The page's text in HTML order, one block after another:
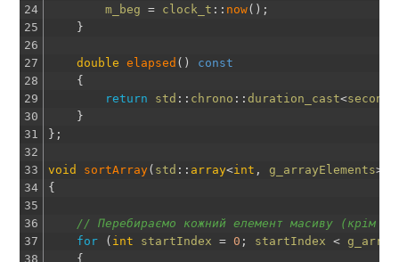
24
25
26
27
28
29
30
31
32
33
34
35
36
37
38
m_beg
= clock_t :: now( ) ;
}
double elapsed ( )
const
{
return
std :: chrono ::duration_cast<
}
} ;
void sortArray( std :: array<int , g_arrayElements>
{
// Перебираємо кожний елемент масиву (крім
for
( int startIndex = 0 ; startIndex <
{